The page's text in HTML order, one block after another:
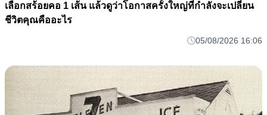
เลือกสร้อยคอ 1 เส้น แล้วดูว่าโอกาสครั้งใหญ่ที่กำลังจะเปลี่ยน
ชีวิตคุณคืออะไร
05/08/2026 16:06